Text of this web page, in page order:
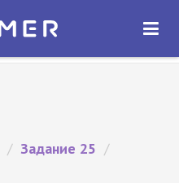
ОТКРЫТЬ
/ Задание 25 /